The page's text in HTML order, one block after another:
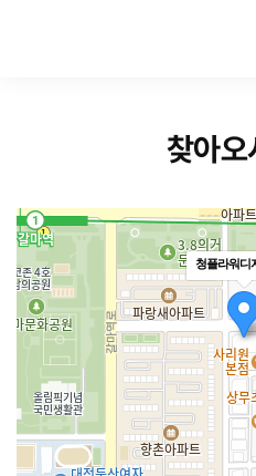
찾아
청플라워디